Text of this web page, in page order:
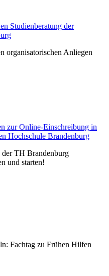
organisatorischen Anliegen
TH Brandenburg
und starten!
Fachtag zu Frühen Hilfen